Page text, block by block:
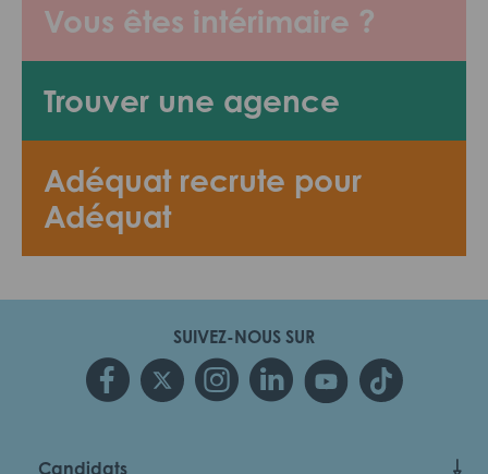
Vous êtes intérimaire ?
Trouver une agence
Adéquat recrute pour
Adéquat
SUIVEZ-NOUS SUR
Candidats